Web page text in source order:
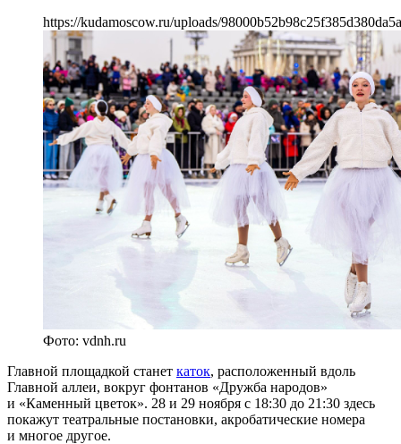
https://kudamoscow.ru/uploads/
Фото: vdnh.ru
Главной площадкой станет каток, расположенный вдоль
Главной аллеи, вокруг фонтанов «Дружба народов»
и «Каменный цветок». 28 и 29 ноября с 18:30 до 21:30 здесь
покажут театральные постановки, акробатические номера
и многое другое.